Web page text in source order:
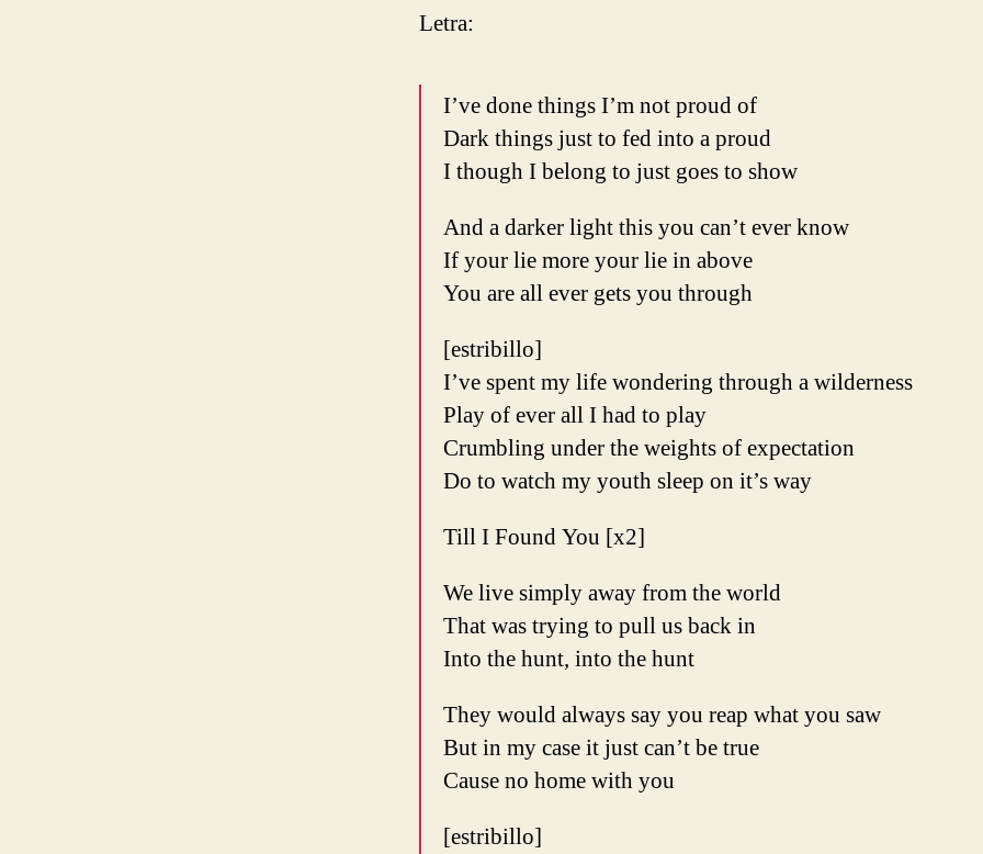
Letra:
I’ve done things I’m not proud of
Dark things just to fed into a proud
I though I belong to just goes to show
And a darker light this you can’t ever know
If your lie more your lie in above
You are all ever gets you through
[estribillo]
I’ve spent my life wondering through a wilderness
Play of ever all I had to play
Crumbling under the weights of expectation
Do to watch my youth sleep on it’s way
Till I Found You [x2]
We live simply away from the world
That was trying to pull us back in
Into the hunt, into the hunt
They would always say you reap what you saw
But in my case it just can’t be true
Cause no home with you
[estribillo]